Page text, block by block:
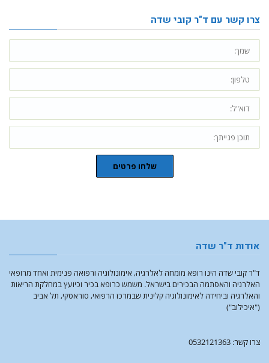
צרו קשר עם ד"ר קובי שדה
שלחו פרטים
אודות ד"ר שדה
ד"ר קובי שדה הינו רופא מומחה לאלרגיה, אימונולוגיה ורפואה פנימית ואחד מרופאי
האלרגיה והאסתמה הבכירים בישראל. משמש כרופא בכיר וכיועץ במחלקת הריאות
והאלרגיה וביחידה לאימונולוגיה קלינית שבמרכז הרפואי, סוראסקי, תל אביב
("איכילוב")
צרו קשר: 0532121363